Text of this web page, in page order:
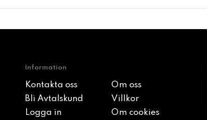
Information
Kontakta oss
Om oss
Bli Avtalskund
Villkor
Logga in
Om cookies